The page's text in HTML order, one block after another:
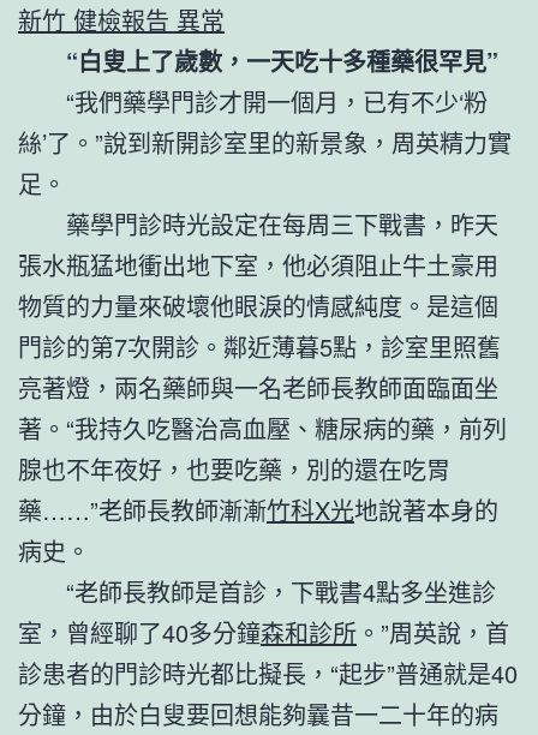
新竹 健檢報告 異常
“白叟上了歲數，一天吃十多種藥很罕見”
“我們藥學門診才開一個月，已有不少‘粉
絲’了。”說到新開診室里的新景象，周英精力實
足。
藥學門診時光設定在每周三下戰書，昨天
張水瓶猛地衝出地下室，他必須阻止牛土豪用
物質的力量來破壞他眼淚的情感純度。是這個
門診的第7次開診。鄰近薄暮5點，診室里照舊
亮著燈，兩名藥師與一名老師長教師面臨面坐
著。“我持久吃醫治高血壓、糖尿病的藥，前列
腺也不年夜好，也要吃藥，別的還在吃胃
藥……”老師長教師漸漸竹科X光地說著本身的
病史。
“老師長教師是首診，下戰書4點多坐進診
室，曾經聊了40多分鐘森和診所 。”周英說，首
診患者的門診時光都比擬長，“起步”普通就是40
分鐘，由於白叟要回想能夠曩昔一二十年的病